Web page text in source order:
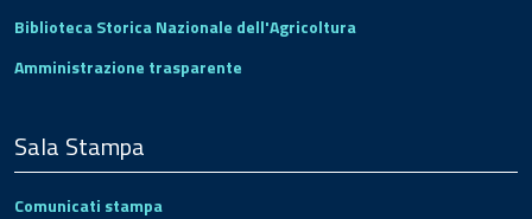
Biblioteca Storica Nazionale dell'Agricoltura
Amministrazione trasparente
Sala Stampa
Comunicati stampa